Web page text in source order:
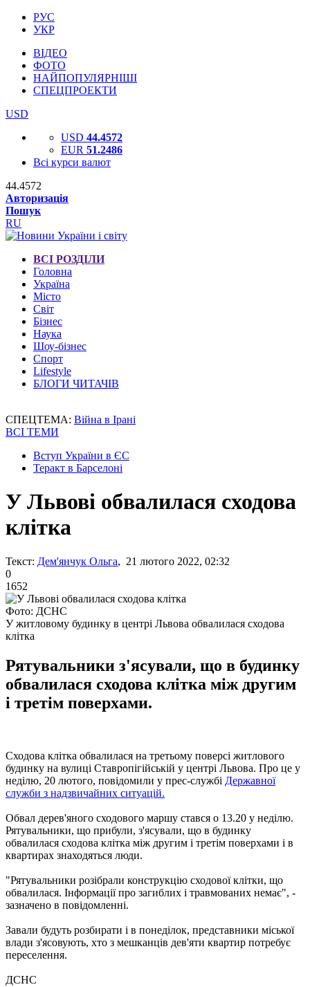
РУС
УКР
ВІДЕО
ФОТО
НАЙПОПУЛЯРНІШІ
СПЕЦПРОЕКТИ
USD
USD 44.4572
EUR 51.2486
Всі курси валют
44.4572
Авторизація
Пошук
RU
ВСІ РОЗДІЛИ
Головна
Україна
Місто
Світ
Бізнес
Наука
Шоу-бізнес
Спорт
Lifestyle
БЛОГИ ЧИТАЧІВ
СПЕЦТЕМА: Війна в Ірані
ВСІ ТЕМИ
Вступ України в ЄС
Теракт в Барселоні
У Львові обвалилася сходова
клітка
Текст: Дем'янчук Ольга, 21 лютого 2022, 02:32
0
1652
Фото: ДСНС
У житловому будинку в центрі Львова обвалилася сходова
клітка
Рятувальники з'ясували, що в будинку
обвалилася сходова клітка між другим
і третім поверхами.
Сходова клітка обвалилася на третьому поверсі житлового
будинку на вулиці Ставропігійській у центрі Львова. Про це у
неділю, 20 лютого, повідомили у прес-службі Державної
служби з надзвичайних ситуацій.
Обвал дерев'яного сходового маршу стався о 13.20 у неділю.
Рятувальники, що прибули, з'ясували, що в будинку
обвалилася сходова клітка між другим і третім поверхами і в
квартирах знаходяться люди.
"Рятувальники розібрали конструкцію сходової клітки, що
обвалилася. Інформації про загиблих і травмованих немає", -
зазначено в повідомленні.
Завали будуть розбирати і в понеділок, представники міської
влади з'ясовують, хто з мешканців дев'яти квартир потребує
переселення.
ДСНС